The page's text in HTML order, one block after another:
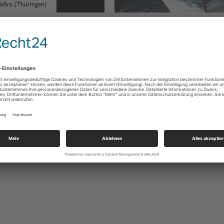
um Thüringens
Georg Maier beim
3. Oktober nach
Putin nach Den Haag? Weltfremde Forderungen
Selenskyj und von der